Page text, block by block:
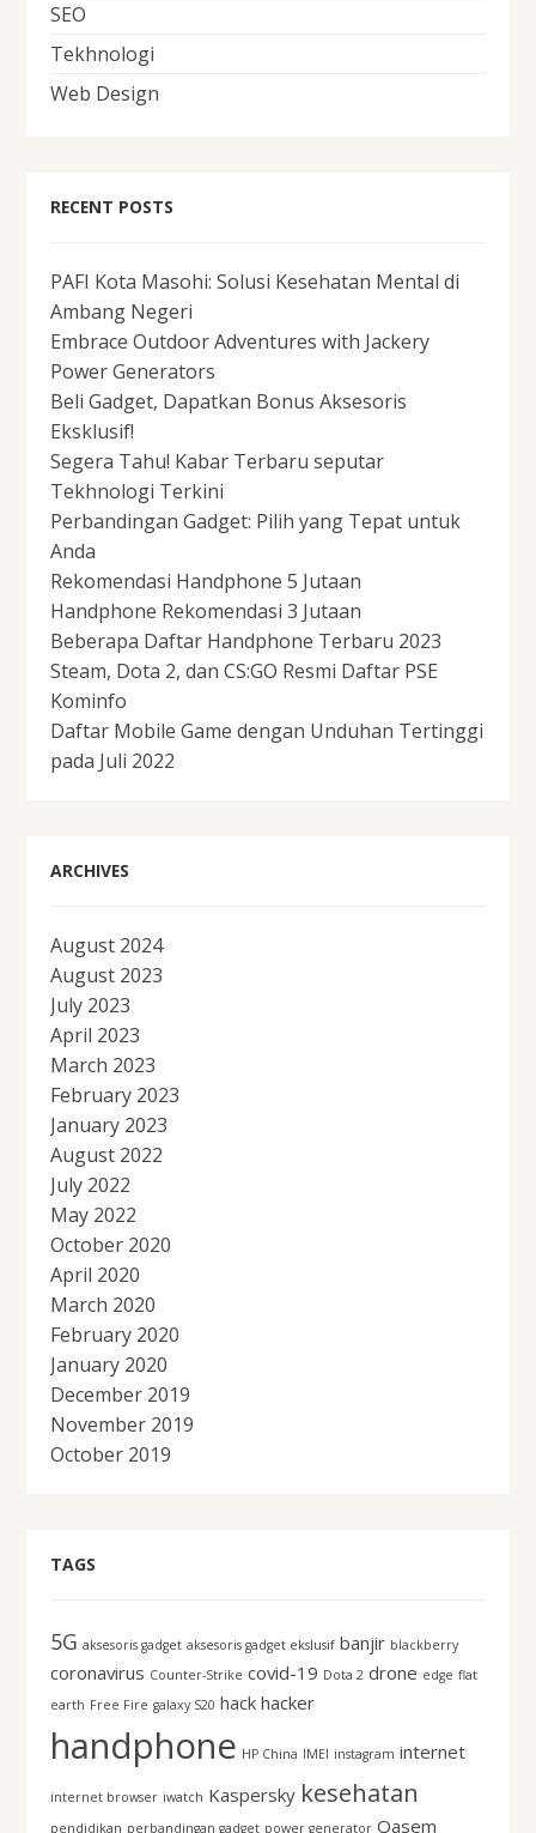
SEO
Tekhnologi
Web Design
RECENT POSTS
PAFI Kota Masohi: Solusi Kesehatan Mental di
Ambang Negeri
Embrace Outdoor Adventures with Jackery
Power Generators
Beli Gadget, Dapatkan Bonus Aksesoris
Eksklusif!
Segera Tahu! Kabar Terbaru seputar
Tekhnologi Terkini
Perbandingan Gadget: Pilih yang Tepat untuk
Anda
Rekomendasi Handphone 5 Jutaan
Handphone Rekomendasi 3 Jutaan
Beberapa Daftar Handphone Terbaru 2023
Steam, Dota 2, dan CS:GO Resmi Daftar PSE
Kominfo
Daftar Mobile Game dengan Unduhan Tertinggi
pada Juli 2022
ARCHIVES
August 2024
August 2023
July 2023
April 2023
March 2023
February 2023
January 2023
August 2022
July 2022
May 2022
October 2020
April 2020
March 2020
February 2020
January 2020
December 2019
November 2019
October 2019
TAGS
5G aksesoris gadget aksesoris gadget ekslusif banjir blackberry
coronavirus Counter-Strike covid-19 Dota 2 drone edge flat
earth Free Fire galaxy S20 hack hacker
handphone HP China IMEI instagram internet
internet browser iwatch Kaspersky kesehatan
pendidikan perbandingan gadget power generator Qasem